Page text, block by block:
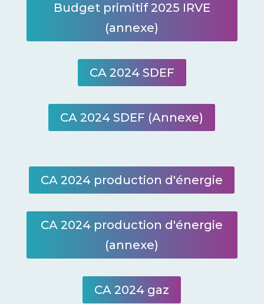
Budget primitif 2025 IRVE
(annexe)
CA 2024 SDEF
CA 2024 SDEF (Annexe)
CA 2024 production d'énergie
CA 2024 production d'énergie
(annexe)
CA 2024 gaz